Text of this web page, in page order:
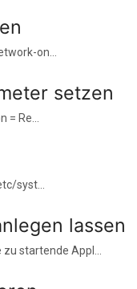
on...
setzen
= Re...
syst...
lassen
startende Appl...